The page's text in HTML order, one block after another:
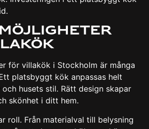
för villakök i Stockholm är många
platsbyggt kök anpassas helt
husets stil. Rätt design skapar
skönhet i ditt hem.
roll. Från materialval till belysning